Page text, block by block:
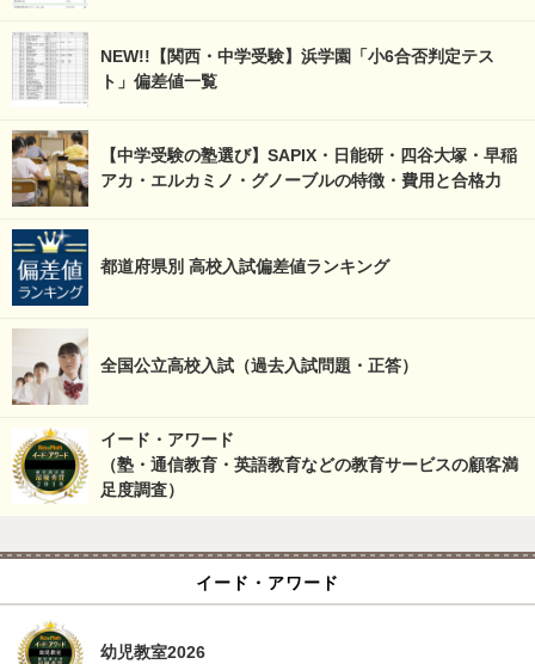
NEW!!【関西・中学受験】浜学園「小6合否判定テス
ト」偏差値一覧
【中学受験の塾選び】SAPIX・日能研・四谷大塚・早稲
アカ・エルカミノ・グノーブルの特徴・費用と合格力
都道府県別 高校入試偏差値ランキング
全国公立高校入試（過去入試問題・正答）
イード・アワード
（塾・通信教育・英語教育などの教育サービスの顧客満
足度調査）
イード・アワード
幼児教室2026